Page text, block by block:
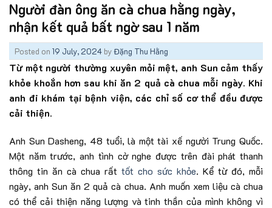
Người đàn ông ăn cà chua hằng ngày,
nhận kết quả bất ngờ sau 1 năm
Posted on 19 July, 2024 byĐặng Thu Hằng
Từ một người thường xuyên mỏi mệt, anh Sun cảm thấy
khỏe khoắn hơn sau khi ăn 2 quả cà chua mỗi ngày. Khi
anh đi khám tại bệnh viện, các chỉ số cơ thể đều được
cải thiện.
Anh Sun Dasheng, 48 tuổi, là một tài xế người Trung Quốc.
Một năm trước, anh tình cờ nghe được trên đài phát thanh
thông tin ăn cà chua rất tốt cho sức khỏe. Kể từ đó, mỗi
ngày, anh Sun ăn 2 quả cà chua. Anh muốn xem liệu cà chua
có thể cải thiện năng lượng và tinh thần của mình không vì